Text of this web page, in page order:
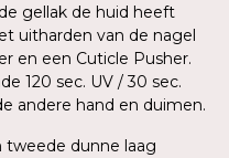
gellak de huid heeft
uitharden van de nagel
en een Cuticle Pusher.
120 sec. UV / 30 sec.
andere hand en duimen.
tweede dunne laag